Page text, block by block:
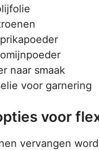
naar smaak
voor garnering
voor
vervangen